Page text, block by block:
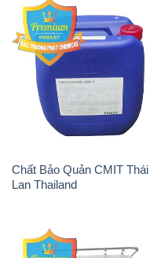
Chất Bảo Quản CMIT Thái
Lan Thailand